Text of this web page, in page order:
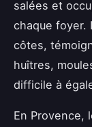
salées et
chaque foyer.
côtes,
huîtres,
difficile à
En Provence,